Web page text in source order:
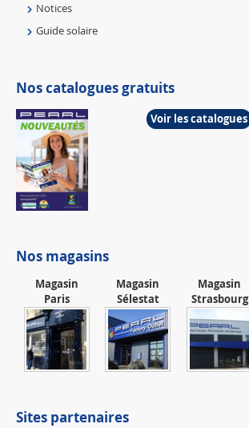
Notices
Guide solaire
Nos catalogues gratuits
Voir les catalogues
Nos magasins
Magasin
Paris
Magasin
Sélestat
Magasin
Strasbourg
Sites partenaires